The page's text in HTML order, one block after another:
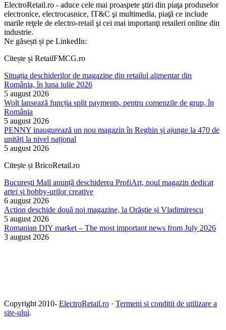
ElectroRetail.ro - aduce cele mai proaspete ştiri din piaţa produselor
electronice, electrocasnice, IT&C şi multimedia, piaţă ce include
marile reţele de electro-retail şi cei mai importanţi retaileri online din
industrie.
Ne găsești și pe LinkedIn:
Citește și RetailFMCG.ro
Situația deschiderilor de magazine din retailul alimentar din
România, în luna iulie 2026
5 august 2026
Wolt lansează funcția split payments, pentru comenzile de grup, în
România
5 august 2026
PENNY inaugurează un nou magazin în Reghin și ajunge la 470 de
unități la nivel național
5 august 2026
Citește și BricoRetail.ro
București Mall anunță deschiderea ProfiArt, noul magazin dedicat
artei și hobby-urilor creative
6 august 2026
Action deschide două noi magazine, la Orăștie și Vladimirescu
5 august 2026
Romanian DIY market – The most important news from July 2026
3 august 2026
Copyright 2010- ElectroRetail.ro · Termeni si conditii de utilizare a
site-ului.